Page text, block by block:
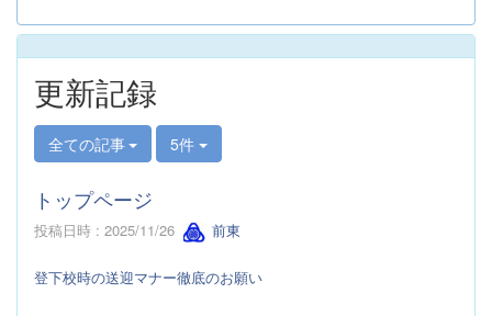
更新記録
全ての記事 5件
トップページ
投稿日時 : 2025/11/26 前東
登下校時の送迎マナー徹底のお願い